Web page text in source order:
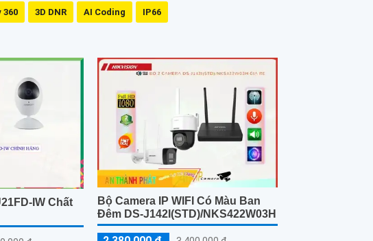
360 3D DNR AI Coding IP66
IW Chất
Bộ Camera IP WIFI Có Màu Ban
Đêm DS-J142I(STD)/NKS422W03H